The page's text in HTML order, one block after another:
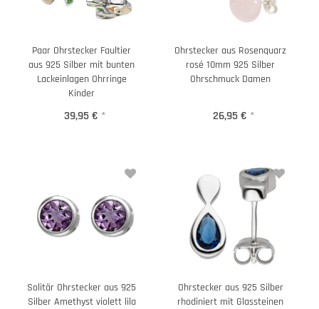
Paar Ohrstecker Faultier
aus 925 Silber mit bunten
Lackeinlagen Ohrringe
Kinder
39,95 € *
Ohrstecker aus Rosenquarz
rosé 10mm 925 Silber
Ohrschmuck Damen
26,95 € *
Solitär Ohrstecker aus 925
Silber Amethyst violett lila
Ohrstecker aus 925 Silber
rhodiniert mit Glassteinen